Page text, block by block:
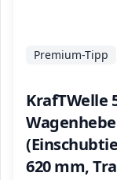
KrafTWelle
620 mm,
Premium-Tipp